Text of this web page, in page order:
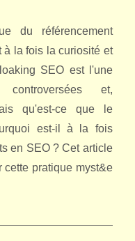
du référencement
à la fois la curiosité et
SEO est l'une
et,
qu'est-ce que le
est-il à la fois
en SEO ? Cet article
pratique myst&e